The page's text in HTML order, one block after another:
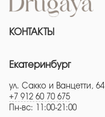
КОНТАКТЫ
Екатеринбург
ул. Сакко и Ванцетти, 64
+7 912 60 70 675
Пн-вс: 11:00-21:00